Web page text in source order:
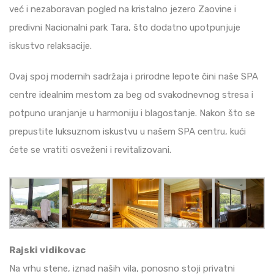
već i nezaboravan pogled na kristalno jezero Zaovine i
predivni Nacionalni park Tara, što dodatno upotpunjuje
iskustvo relaksacije.
Ovaj spoj modernih sadržaja i prirodne lepote čini naše SPA
centre idealnim mestom za beg od svakodnevnog stresa i
potpuno uranjanje u harmoniju i blagostanje. Nakon što se
prepustite luksuznom iskustvu u našem SPA centru, kući
ćete se vratiti osveženi i revitalizovani.
Rajski vidikovac
Na vrhu stene, iznad naših vila, ponosno stoji privatni